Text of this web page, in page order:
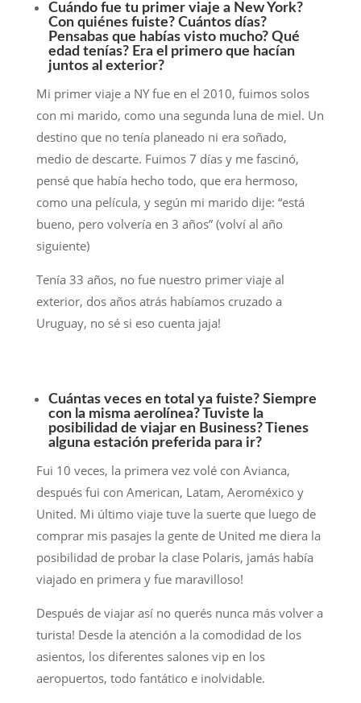
Cuándo fue tu primer viaje a New York?
Con quiénes fuiste? Cuántos días?
Pensabas que habías visto mucho? Qué
edad tenías? Era el primero que hacían
juntos al exterior?
Mi primer viaje a NY fue en el 2010, fuimos solos
con mi marido, como una segunda luna de miel. Un
destino que no tenía planeado ni era soñado,
medio de descarte. Fuimos 7 días y me fascinó,
pensé que había hecho todo, que era hermoso,
como una película, y según mi marido dije: “está
bueno, pero volvería en 3 años” (volví al año
siguiente)
Tenía 33 años, no fue nuestro primer viaje al
exterior, dos años atrás habíamos cruzado a
Uruguay, no sé si eso cuenta jaja!
Cuántas veces en total ya fuiste? Siempre
con la misma aerolínea? Tuviste la
posibilidad de viajar en Business? Tienes
alguna estación preferida para ir?
Fui 10 veces, la primera vez volé con Avianca,
después fui con American, Latam, Aeroméxico y
United. Mi último viaje tuve la suerte que luego de
comprar mis pasajes la gente de United me diera la
posibilidad de probar la clase Polaris, jamás había
viajado en primera y fue maravilloso!
Después de viajar así no querés nunca más volver a
turista! Desde la atención a la comodidad de los
asientos, los diferentes salones vip en los
aeropuertos, todo fantático e inolvidable.